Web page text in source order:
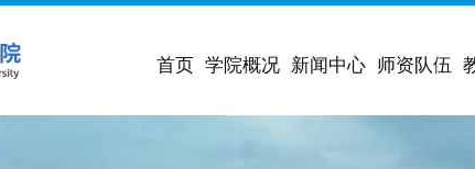
首页 学院概况 新闻中心 师资队伍